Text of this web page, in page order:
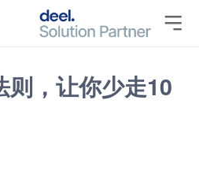

则，让你少走10